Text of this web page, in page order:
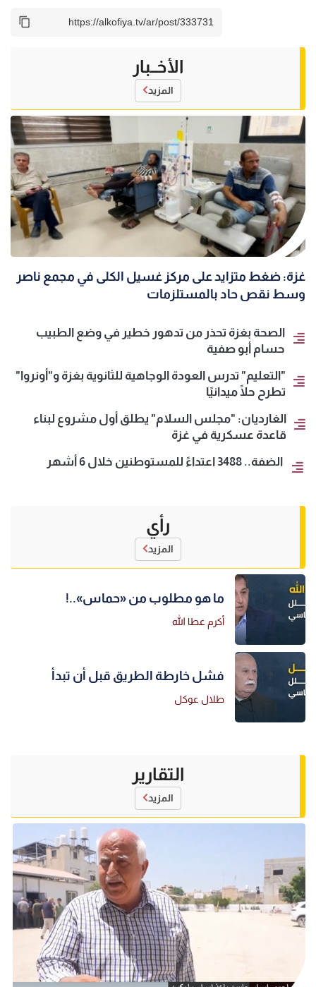
الأخــبار
المزيد
غزة: ضغط متزايد على مركز غسيل الكلى في مجمع ناصر
وسط نقص حاد بالمستلزمات
الصحة بغزة تحذر من تدهور خطير في وضع الطبيب
حسام أبو صفية
"التعليم" تدرس العودة الوجاهية للثانوية بغزة و"أونروا"
تطرح حلًا ميدانيًا
الغارديان: "مجلس السلام" يطلق أول مشروع لبناء
قاعدة عسكرية في غزة
الضفة.. 3488 اعتداءً للمستوطنين خلال 6 أشهر
رأي
المزيد
ما هو مطلوب من «حماس»..!
أكرم عطا الله
فشل خارطة الطريق قبل أن تبدأ
طلال عوكل
التقارير
المزيد